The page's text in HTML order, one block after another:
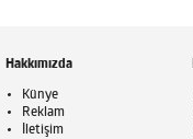
Hakkımızda
Künye
Reklam
İletişim